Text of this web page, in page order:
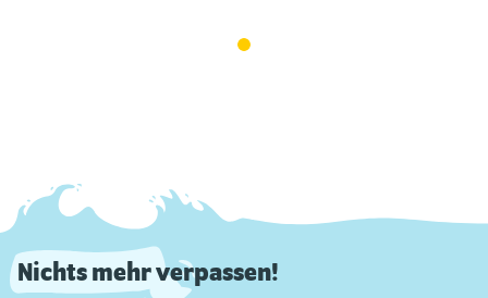
Nichts mehr verpassen!